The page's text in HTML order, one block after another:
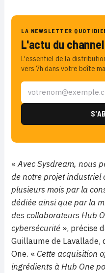
LA NEWSLETTER
L'actu du
L'essentiel de la
vers 7h dans votre boîte
«Avec Sysdream, nous
de notre projet industriel
plusieurs mois par la
dédiée ainsi que par la
des collaborateurs Hub
cybersécurité », précise
Guillaume de
One. « Cette acquisition
ingrédients à Hub One